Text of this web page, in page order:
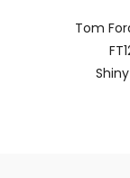
Tom